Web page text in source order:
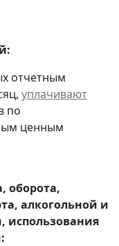
отчетным
уплачивают
по
ценным
оборота,
алкогольной и
использования